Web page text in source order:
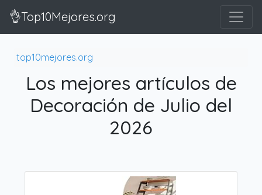
👌Top10Mejores.org
top10mejores.org
Los mejores artículos de
Decoración de Julio del
2026